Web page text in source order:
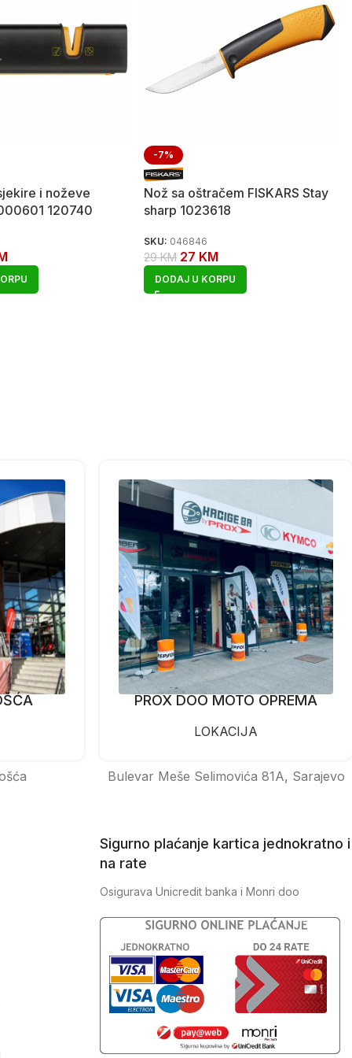
i noževe
120740
-7%
Nož sa oštračem FISKARS Stay
sharp 1023618
SKU: 046846
29KM 27 KM
DODAJ U KORPU
PROX DOO MOTO OPREMA
LOKACIJA
Bulevar Meše Selimovića 81A, Sarajevo
Sigurno plaćanje kartica jednokratno i
na rate
Osigurava Unicredit banka i Monri doo